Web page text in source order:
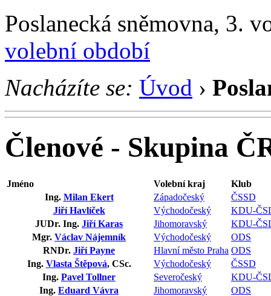
Poslanecká sněmovna, 3.
volební období
Nacházíte se: Úvod ›
Členové - Skupina
Jméno Volební kraj
Klub
Ing. Milan Ekert Západočeský
ČSSD
Jiří Havlíček
Východočeský
KDU-
JUDr. Ing. Jiří Karas Jihomoravský
KDU-
Mgr. Václav Nájemník Východočeský
ODS
RNDr. Jiří Payne Hlavní město Praha ODS
Ing. Vlasta Štěpová, CSc. Východočeský
ČSSD
Ing. Pavel Tollner Severočeský
KDU-
Ing. Eduard Vávra Jihomoravský
ODS